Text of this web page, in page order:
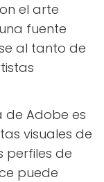
el arte
fuente
al tanto de
Adobe es
visuales de
perfiles de
puede